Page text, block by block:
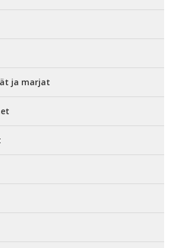
ja marjat